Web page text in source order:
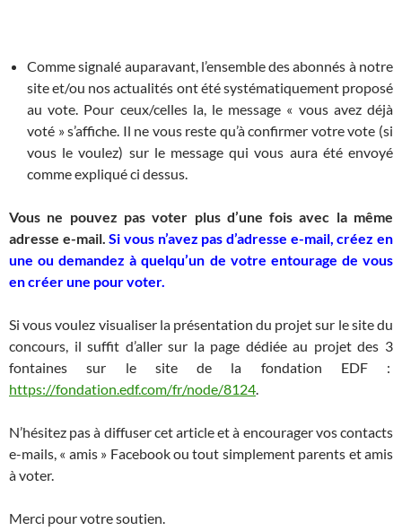
Comme signalé auparavant, l’ensemble des abonnés à notre
site et/ou nos actualités ont été systématiquement proposé
au vote. Pour ceux/celles la, le message « vous avez déjà
voté » s’affiche. Il ne vous reste qu’à confirmer votre vote (si
vous le voulez) sur le message qui vous aura été envoyé
comme expliqué ci dessus.
Vous ne pouvez pas voter plus d’une fois avec la même
adresse e-mail.Si vous n’avez pas d’adresse e-mail, créez en
une ou demandez à quelqu’un de votre entourage de vous
en créer une pour voter.
Si vous voulez visualiser la présentation du projet sur le site du
concours, il suffit d’aller sur la page dédiée au projet des 3
fontaines sur le site de la fondation EDF :
https://fondation.edf.com/fr/node/8124.
N’hésitez pas à diffuser cet article et à encourager vos contacts
e-mails, « amis » Facebook ou tout simplement parents et amis
à voter.
Merci pour votre soutien.